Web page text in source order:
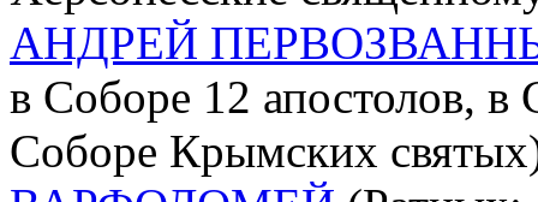
АНДРЕЙ
в Соборе 12 апостолов, в
Соборе Крымских